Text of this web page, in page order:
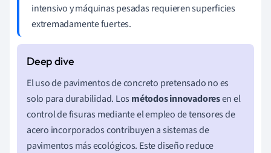
intensivo y máquinas pesadas requieren superficies
extremadamente fuertes.
El uso de pavimentos de concreto pretensado no es
solo para durabilidad. Los métodos innovadoresen el
control de fisuras mediante el empleo de tensores de
acero incorporados contribuyen a sistemas de
pavimentos más ecológicos. Este diseño reduce